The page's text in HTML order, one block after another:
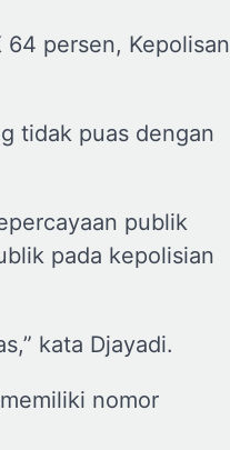
persen, Kepolisan
tidak puas dengan
publik
pada kepolisian
kata Djayadi.
nomor